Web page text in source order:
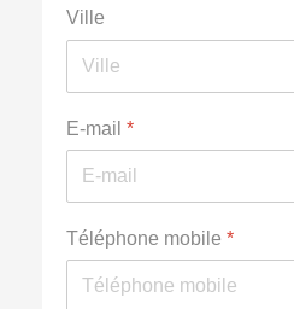
Ville
E-mail *
Téléphone mobile *